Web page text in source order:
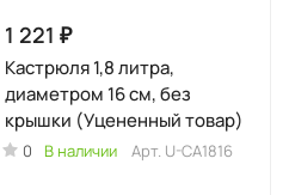
1 221 ₽
Кастрюля 1,8 литра,
диаметром 16 см, без
крышки (Уцененный товар)
0 В наличии Арт. U-CA1816